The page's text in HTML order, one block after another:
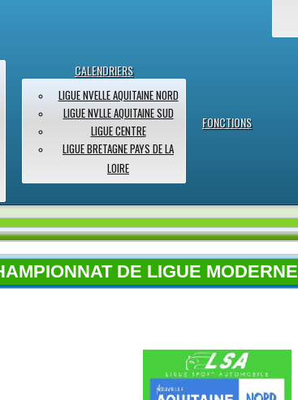
CALENDRIERS
LIGUE NVELLE AQUITAINE NORD
LIGUE NVLLE AQUITAINE SUD
LIGUE CENTRE
LIGUE BRETAGNE PAYS DE LA
LOIRE
FONCTIONS
DE LIGUE MODERNE